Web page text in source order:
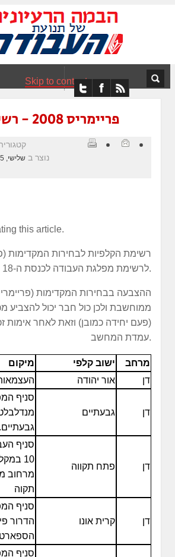
Skip to content
פריימריס 2008 - רשימת קלפיות
נוצר ב שלישי, 25 נובמבר 2008 20:44
this article.
רשימת הקלפיות לבחירות המקדימות
לרשימת מפלגת העבודה לכנסת ה-18.
ההצבעה בבחירות המקדימות
ממוחשבת ולכן כול חבר יכול להצביע
(פעם יחידה כמובן) וזאת לאחר אימות
עמדת המחשב.
מרחב ישוב קלפי
מיקום
דן
אור יהודה העצמאות 65 אור
דן גבעתיים
סניף
גבעתיים.
דן פתח תקווה
סניף
10
מרחוב
תקוה
דן קרית אונו
סניף
הדרור
סניף